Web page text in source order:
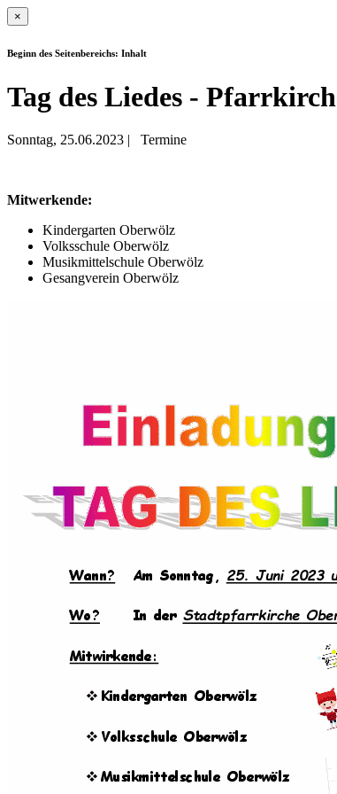
×
Beginn des Seitenbereichs: Inhalt
Tag des Liedes -
Sonntag, 25.06.2023 | Termine
Mitwerkende:
Kindergarten Oberwölz
Volksschule Oberwölz
Musikmittelschule Oberwölz
Gesangverein Oberwölz